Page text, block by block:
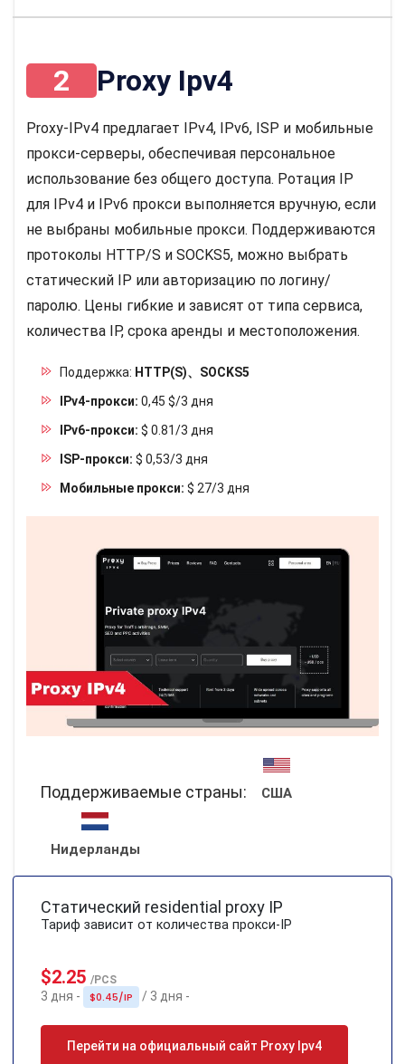
2 Proxy Ipv4
Proxy-IPv4 предлагает IPv4, IPv6, ISP и мобильные
прокси-серверы, обеспечивая персональное
использование без общего доступа. Ротация IP
для IPv4 и IPv6 прокси выполняется вручную, если
не выбраны мобильные прокси. Поддерживаются
протоколы HTTP/S и SOCKS5, можно выбрать
статический IP или авторизацию по логину/
паролю. Цены гибкие и зависят от типа сервиса,
количества IP, срока аренды и местоположения.
Поддержка: HTTP(S)、SOCKS5
IPv4-прокси: 0,45 $/3 дня
IPv6-прокси: $ 0.81/3 дня
ISP-прокси: $ 0,53/3 дня
Мобильные прокси: $ 27/3 дня
Поддерживаемые страны: США
Нидерланды
Статический residential proxy IP
Тариф зависит от количества прокси-IP
$2.25 /PCS
3 дня - $0.45/IP / 3 дня -
Перейти на официальный сайт Proxy Ipv4